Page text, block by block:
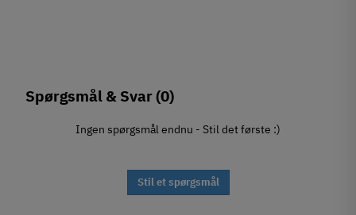
Spørgsmål & Svar(0)
Ingen spørgsmål endnu - Stil det første :)
Stil et spørgsmål